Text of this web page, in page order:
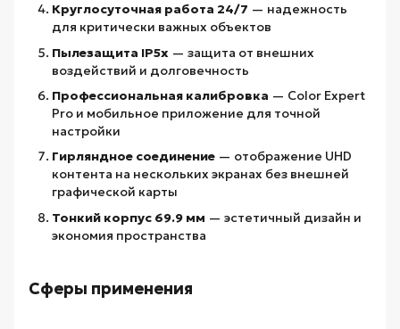
Круглосуточная работа 24/7 — надежность
для критически важных объектов
Пылезащита IP5x — защита от внешних
воздействий и долговечность
Профессиональная калибровка — Color Expert
Pro и мобильное приложение для точной
настройки
Гирляндное соединение — отображение UHD
контента на нескольких экранах без внешней
графической карты
Тонкий корпус 69.9 мм — эстетичный дизайн и
экономия пространства
Сферы применения